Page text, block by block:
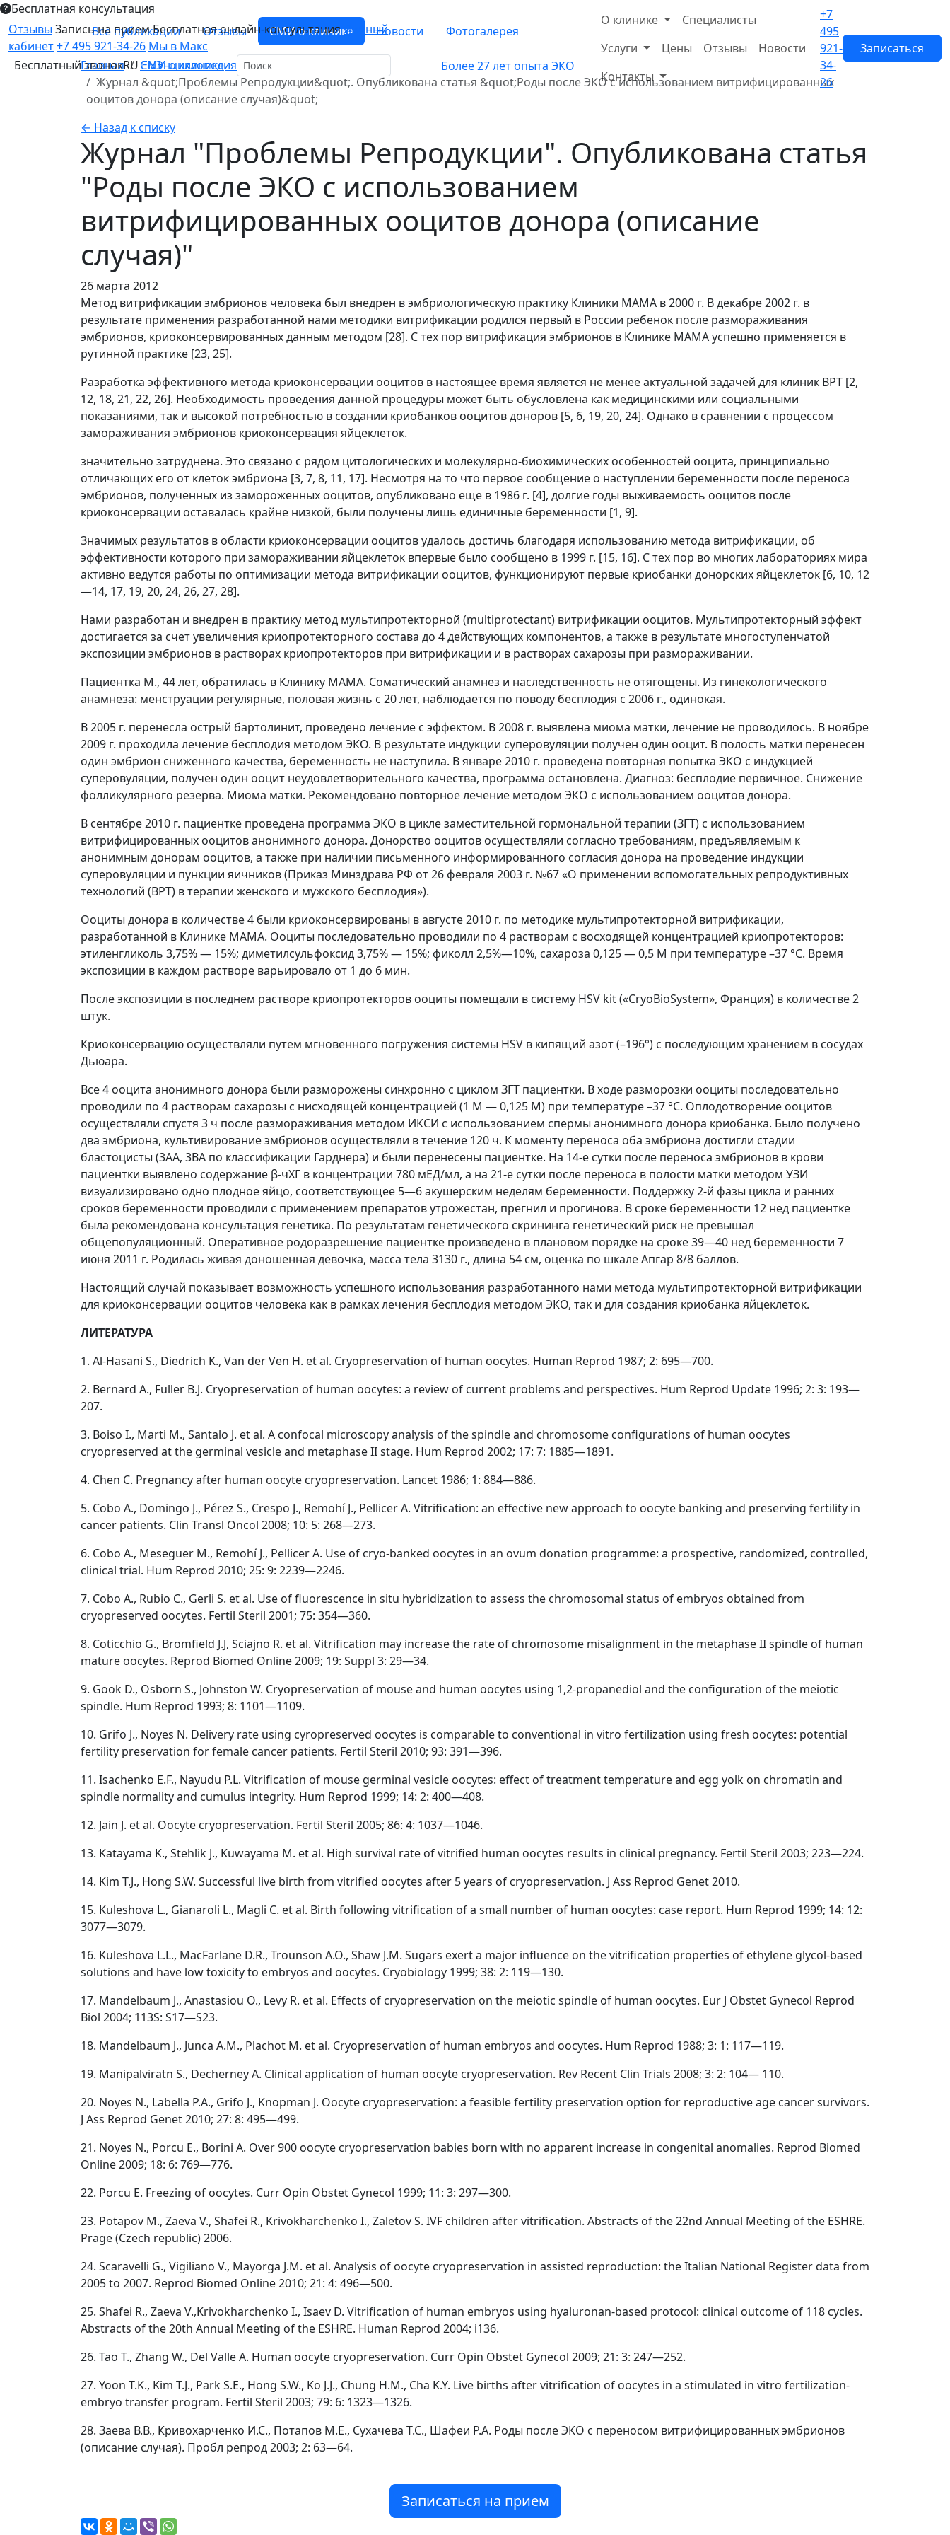
Бесплатная консультация
Отзывы Запись на прием Бесплатная онлайн-консультацияЛичный
кабинет+7 495 921-34-26 Мы в Макс
Бесплатный звонокRUENЭнциклопедия Более 27 лет опыта ЭКО
О клинике
Специалисты
Услуги
Цены Отзывы
Новости
Контакты
+7
495
921-
34-
26
Записаться
Все публикации Отзывы СМИ о клинике Новости Фотогалерея
Главная
СМИ о клинике
Журнал &quot;Проблемы Репродукции&quot;. Опубликована статья &quot;Роды после ЭКО с использованием витрифицированных
ооцитов донора (описание случая)&quot;
← Назад к списку
Журнал "Проблемы Репродукции". Опубликована статья
"Роды после ЭКО с использованием
витрифицированных ооцитов донора (описание
случая)"
26 марта 2012
Метод витрификации эмбрионов человека был внедрен в эмбриологическую практику Клиники МАМА в 2000 г. В декабре 2002 г. в
результате применения разработанной нами методики витрификации родился первый в России ребенок после размораживания
эмбрионов, криоконсервированных данным методом [28]. С тех пор витрификация эмбрионов в Клинике МАМА успешно применяется в
рутинной практике [23, 25].
Разработка эффективного метода криоконсервации ооцитов в настоящее время является не менее актуальной задачей для клиник ВРТ [2,
12, 18, 21, 22, 26]. Необходимость проведения данной процедуры может быть обусловлена как медицинскими или социальными
показаниями, так и высокой потребностью в создании криобанков ооцитов доноров [5, 6, 19, 20, 24]. Однако в сравнении с процессом
замораживания эмбрионов криоконсервация яйцеклеток.
значительно затруднена. Это связано с рядом цитологических и молекулярно-биохимических особенностей ооцита, принципиально
отличающих его от клеток эмбриона [3, 7, 8, 11, 17]. Несмотря на то что первое сообщение о наступлении беременности после переноса
эмбрионов, полученных из замороженных ооцитов, опубликовано еще в 1986 г. [4], долгие годы выживаемость ооцитов после
криоконсервации оставалась крайне низкой, были получены лишь единичные беременности [1, 9].
Значимых результатов в области криоконсервации ооцитов удалось достичь благодаря использованию метода витрификации, об
эффективности которого при замораживании яйцеклеток впервые было сообщено в 1999 г. [15, 16]. C тех пор во многих лабораториях мира
активно ведутся работы по оптимизации метода витрификации ооцитов, функционируют первые криобанки донорских яйцеклеток [6, 10, 12
—14, 17, 19, 20, 24, 26, 27, 28].
Нами разработан и внедрен в практику метод мультипротекторной (multiprotectant) витрификации ооцитов. Мультипротекторный эффект
достигается за счет увеличения криопротекторного состава до 4 действующих компонентов, а также в результате многоступенчатой
экспозиции эмбрионов в растворах криопротекторов при витрификации и в растворах сахарозы при размораживании.
Пациентка М., 44 лет, обратилась в Клинику МАМА. Соматический анамнез и наследственность не отягощены. Из гинекологического
анамнеза: менструации регулярные, половая жизнь с 20 лет, наблюдается по поводу бесплодия с 2006 г., одинокая.
В 2005 г. перенесла острый бартолинит, проведено лечение с эффектом. В 2008 г. выявлена миома матки, лечение не проводилось. В ноябре
2009 г. проходила лечение бесплодия методом ЭКО. В результате индукции суперовуляции получен один ооцит. В полость матки перенесен
один эмбрион сниженного качества, беременность не наступила. В январе 2010 г. проведена повторная попытка ЭКО с индукцией
суперовуляции, получен один ооцит неудовлетворительного качества, программа остановлена. Диагноз: бесплодие первичное. Снижение
фолликулярного резерва. Миома матки. Рекомендовано повторное лечение методом ЭКО с использованием ооцитов донора.
В сентябре 2010 г. пациентке проведена программа ЭКО в цикле заместительной гормональной терапии (ЗГТ) с использованием
витрифицированных ооцитов анонимного донора. Донорство ооцитов осуществляли согласно требованиям, предъявляемым к
анонимным донорам ооцитов, а также при наличии письменного информированного согласия донора на проведение индукции
суперовуляции и пункции яичников (Приказ Минздрава РФ от 26 февраля 2003 г. №67 «О применении вспомогательных репродуктивных
технологий (ВРТ) в терапии женского и мужского бесплодия»).
Ооциты донора в количестве 4 были криоконсервированы в августе 2010 г. по методике мультипротекторной витрификации,
разработанной в Клинике МАМА. Ооциты последовательно проводили по 4 растворам с восходящей концентрацией криопротекторов:
этиленгликоль 3,75% — 15%; диметилсульфоксид 3,75% — 15%; фиколл 2,5%—10%, сахароза 0,125 — 0,5 М при температуре –37 °C. Время
экспозиции в каждом растворе варьировало от 1 до 6 мин.
После экспозиции в последнем растворе криопротекторов ооциты помещали в систему HSV kit («CryoBioSystem», Франция) в количестве 2
штук.
Криоконсервацию осуществляли путем мгновенного погружения системы HSV в кипящий азот (–196°) с последующим хранением в сосудах
Дьюара.
Все 4 ооцита анонимного донора были разморожены синхронно с циклом ЗГТ пациентки. В ходе разморозки ооциты последовательно
проводили по 4 растворам сахарозы с нисходящей концентрацией (1 М — 0,125 М) при температуре –37 °C. Оплодотворение ооцитов
осуществляли спустя 3 ч после размораживания методом ИКСИ с использованием спермы анонимного донора криобанка. Было получено
два эмбриона, культивирование эмбрионов осуществляли в течение 120 ч. К моменту переноса оба эмбриона достигли стадии
бластоцисты (3АА, 3ВА по классификации Гарднера) и были перенесены пациентке. На 14-е сутки после переноса эмбрионов в крови
пациентки выявлено содержание β-чХГ в концентрации 780 мЕД/мл, а на 21-е сутки после переноса в полости матки методом УЗИ
визуализировано одно плодное яйцо, соответствующее 5—6 акушерским неделям беременности. Поддержку 2-й фазы цикла и ранних
сроков беременности проводили с применением препаратов утрожестан, прегнил и прогинова. В сроке беременности 12 нед пациентке
была рекомендована консультация генетика. По результатам генетического скрининга генетический риск не превышал
общепопуляционный. Оперативное родоразрешение пациентке произведено в плановом порядке на сроке 39—40 нед беременности 7
июня 2011 г. Родилась живая доношенная девочка, масса тела 3130 г., длина 54 см, оценка по шкале Апгар 8/8 баллов.
Настоящий случай показывает возможность успешного использования разработанного нами метода мультипротекторной витрификации
для криоконсервации ооцитов человека как в рамках лечения бесплодия методом ЭКО, так и для создания криобанка яйцеклеток.
ЛИТЕРАТУРА
1. Al-Hasani S., Diedrich K., Van der Ven H. et al. Cryopreservation of human oocytes. Human Reprod 1987; 2: 695—700.
2. Bernard A., Fuller B.J. Cryopreservation of human oocytes: a review of current problems and perspectives. Hum Reprod Update 1996; 2: 3: 193—
207.
3. Boiso I., Marti M., Santalo J. et al. A confocal microscopy analysis of the spindle and chromosome configurations of human oocytes
cryopreserved at the germinal vesicle and metaphase II stage. Hum Reprod 2002; 17: 7: 1885—1891.
4. Chen C. Pregnancy after human oocyte cryopreservation. Lancet 1986; 1: 884—886.
5. Cobo A., Domingo J., Pérez S., Crespo J., Remohí J., Pellicer A. Vitrification: an effective new approach to oocyte banking and preserving fertility in
cancer patients. Clin Transl Oncol 2008; 10: 5: 268—273.
6. Cobo A., Meseguer M., Remohí J., Pellicer A. Use of cryo-banked oocytes in an ovum donation programme: a prospective, randomized, controlled,
clinical trial. Hum Reprod 2010; 25: 9: 2239—2246.
7. Cobo A., Rubio C., Gerli S. et al. Use of fluorescence in situ hybridization to assess the chromosomal status of embryos obtained from
cryopreserved oocytes. Fertil Steril 2001; 75: 354—360.
8. Coticchio G., Bromfield J.J, Sciajno R. et al. Vitrification may increase the rate of chromosome misalignment in the metaphase II spindle of human
mature oocytes. Reprod Biomed Online 2009; 19: Suppl 3: 29—34.
9. Gook D., Osborn S., Johnston W. Cryopreservation of mouse and human oocytes using 1,2-propanediol and the configuration of the meiotic
spindle. Hum Reprod 1993; 8: 1101—1109.
10. Grifo J., Noyes N. Delivery rate using cyropreserved oocytes is comparable to conventional in vitro fertilization using fresh oocytes: potential
fertility preservation for female cancer patients. Fertil Steril 2010; 93: 391—396.
11. Isachenko E.F., Nayudu P.L. Vitrification of mouse germinal vesicle oocytes: effect of treatment temperature and egg yolk on chromatin and
spindle normality and cumulus integrity. Hum Reprod 1999; 14: 2: 400—408.
12. Jain J. et al. Oocyte cryopreservation. Fertil Steril 2005; 86: 4: 1037—1046.
13. Katayama K., Stehlik J., Kuwayama M. et al. High survival rate of vitrified human oocytes results in clinical pregnancy. Fertil Steril 2003; 223—224.
14. Kim T.J., Hong S.W. Successful live birth from vitrified oocytes after 5 years of cryopreservation. J Ass Reprod Genet 2010.
15. Kuleshova L., Gianaroli L., Magli C. et al. Birth following vitrification of a small number of human oocytes: case report. Hum Reprod 1999; 14: 12:
3077—3079.
16. Kuleshova L.L., MacFarlane D.R., Trounson A.O., Shaw J.M. Sugars exert a major influence on the vitrification properties of ethylene glycol-based
solutions and have low toxicity to embryos and oocytes. Cryobiology 1999; 38: 2: 119—130.
17. Mandelbaum J., Anastasiou O., Levy R. et al. Effects of cryopreservation on the meiotic spindle of human oocytes. Eur J Obstet Gynecol Reprod
Biol 2004; 113S: S17—S23.
18. Mandelbaum J., Junca A.M., Plachot M. et al. Cryopreservation of human embryos and oocytes. Hum Reprod 1988; 3: 1: 117—119.
19. Manipalviratn S., Decherney A. Clinical application of human oocyte cryopreservation. Rev Recent Clin Trials 2008; 3: 2: 104— 110.
20. Noyes N., Labella P.A., Grifo J., Knopman J. Oocyte cryopreservation: a feasible fertility preservation option for reproductive age cancer survivors.
J Ass Reprod Genet 2010; 27: 8: 495—499.
21. Noyes N., Porcu E., Borini A. Over 900 oocyte cryopreservation babies born with no apparent increase in congenital anomalies. Reprod Biomed
Online 2009; 18: 6: 769—776.
22. Porcu E. Freezing of oocytes. Curr Opin Obstet Gynecol 1999; 11: 3: 297—300.
23. Potapov M., Zaeva V., Shafei R., Krivokharchenko I., Zaletov S. IVF children after vitrification. Abstracts of the 22nd Annual Meeting of the ESHRE.
Prage (Czech republic) 2006.
24. Scaravelli G., Vigiliano V., Mayorga J.M. et al. Analysis of oocyte cryopreservation in assisted reproduction: the Italian National Register data from
2005 to 2007. Reprod Biomed Online 2010; 21: 4: 496—500.
25. Shafei R., Zaeva V.,Krivokharchenko I., Isaev D. Vitrification of human embryos using hyaluronan-based protocol: clinical outcome of 118 cycles.
Abstracts of the 20th Annual Meeting of the ESHRE. Human Reprod 2004; i136.
26. Tao T., Zhang W., Del Valle A. Human oocyte cryopreservation. Curr Opin Obstet Gynecol 2009; 21: 3: 247—252.
27. Yoon T.K., Kim T.J., Park S.E., Hong S.W., Ko J.J., Chung H.M., Cha K.Y. Live births after vitrification of oocytes in a stimulated in vitro fertilization-
embryo transfer program. Fertil Steril 2003; 79: 6: 1323—1326.
28. Заева В.В., Кривохарченко И.С., Потапов М.Е., Сухачева Т.С., Шафеи Р.А. Роды после ЭКО с переносом витрифицированных эмбрионов
(описание случая). Пробл репрод 2003; 2: 63—64.
Записаться на прием